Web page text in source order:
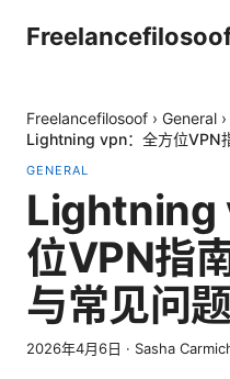
Freelancefilosoof › General ›
Lightning vpn：全方位VPN
GENERAL
Lightning
位VPN指
与常见问题
2026年4月6日 · Sasha